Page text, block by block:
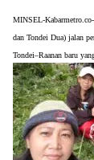
MINSEL-
dan Tondei Dua) jalan
Tondei–Raanan baru